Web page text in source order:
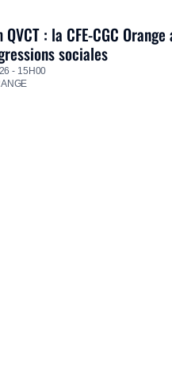
: la CFE-CGC
sociales
- 15H00